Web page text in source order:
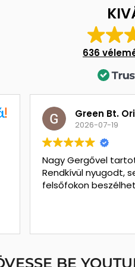
636
Green Bt.
2026-07-19
Nagy Gergővel
Rendkívül nyugodt,
felsőfokon
BE